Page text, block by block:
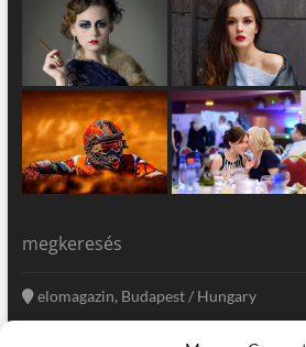
megkeresés
elomagazin, Budapest / Hungary